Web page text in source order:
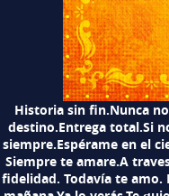
Historia sin fin.Nunca
destino.Entrega total.Si
siempre.Espérame en el
Siempre te amare.A
fidelidad. Todavía te amo.